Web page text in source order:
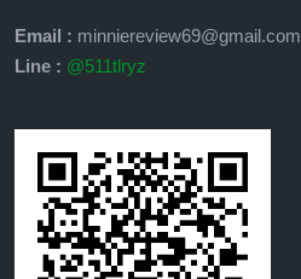
Email : minniereview69@gmail.com
Line : @511tlryz